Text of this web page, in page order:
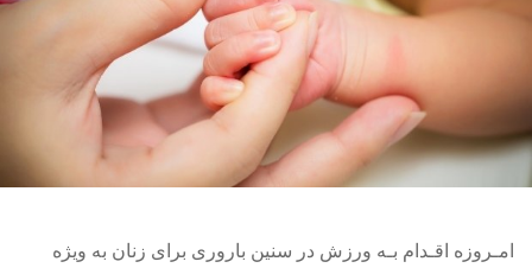
امـروزه اقـدام بـه ورزش در سنین باروری برای زنان به ویژه